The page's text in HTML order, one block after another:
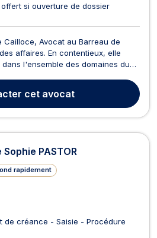
si ouverture de dossier
Cailloce, Avocat au Barreau de
affaires. En contentieux, elle
l'ensemble des domaines du
expertise couvre notamment le
sociétés, ...
cet avocat
PASTOR
rapidement
de créance - Saisie - Procédure